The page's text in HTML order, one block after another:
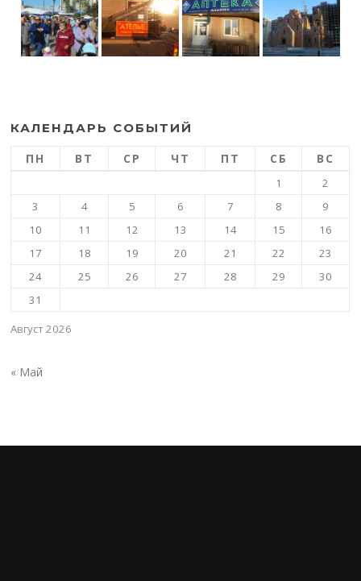
КАЛЕНДАРЬ СОБЫТИЙ
Август 2026
ПН ВТ СР ЧТ ПТ СБ ВС
1
2
3
4 5 6 7 8
9
10
11 12 13 14 15
16
17
18 19 20 21 22
23
24
25 26 27 28 29
30
31
« Май